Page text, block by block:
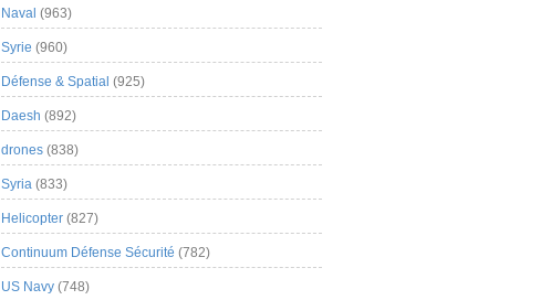
Naval (963)
Syrie (960)
Défense & Spatial (925)
Daesh (892)
drones (838)
Syria (833)
Helicopter (827)
Continuum Défense Sécurité (782)
US Navy (748)